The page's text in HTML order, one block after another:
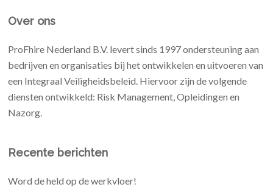
Over ons
ProFhire Nederland B.V. levert sinds 1997 ondersteuning aan
bedrijven en organisaties bij het ontwikkelen en uitvoeren van
een Integraal Veiligheidsbeleid. Hiervoor zijn de volgende
diensten ontwikkeld: Risk Management, Opleidingen en
Nazorg.
Recente berichten
Word de held op de werkvloer!